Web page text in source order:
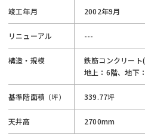
竣工年月 2002年9月
リニューアル ---
構造・規模
鉄筋コンクリート
地上：6階、地下
基準階面積 （坪） 339.77坪
天井高 2700mm